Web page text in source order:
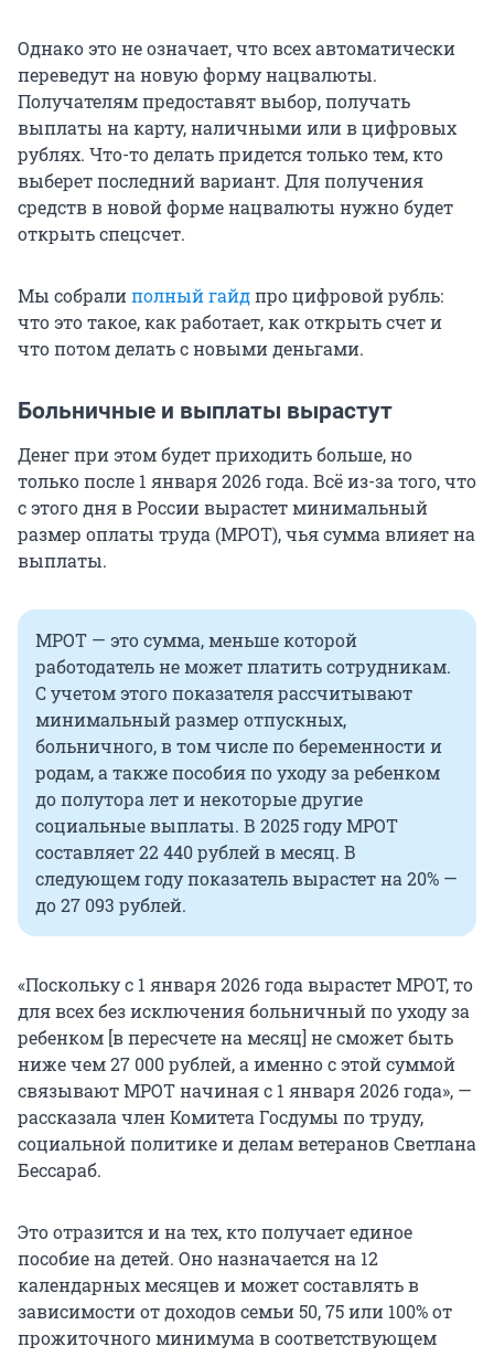
Однако это не означает, что всех автоматически
переведут на новую форму нацвалюты.
Получателям предоставят выбор, получать
выплаты на карту, наличными или в цифровых
рублях. Что-то делать придется только тем, кто
выберет последний вариант. Для получения
средств в новой форме нацвалюты нужно будет
открыть спецсчет.
Мы собралиполный гайдпро цифровой рубль:
что это такое, как работает, как открыть счет и
что потом делать с новыми деньгами.
Больничные и выплаты вырастут
Денег при этом будет приходить больше, но
только после 1 января 2026 года. Всё из-за того, что
с этого дня в России вырастет минимальный
размер оплаты труда (МРОТ), чья сумма влияет на
выплаты.
МРОТ — это сумма, меньше которой
работодатель не может платить сотрудникам.
С учетом этого показателя рассчитывают
минимальный размер отпускных,
больничного, в том числе по беременности и
родам, а также пособия по уходу за ребенком
до полутора лет и некоторые другие
социальные выплаты. В 2025 году МРОТ
составляет22 440 рублейв месяц. В
следующем году показатель вырастет на 20% —
до27 093 рублей.
«Поскольку с 1 января 2026 года вырастет МРОТ, то
для всех без исключения больничный по уходу за
ребенком [в пересчете на месяц] не сможет быть
ниже чем27 000 рублей,а именно с этой суммой
связывают МРОТ начиная с 1 января2026 года», —
рассказала член Комитета Госдумы по труду,
социальной политике и делам ветеранов Светлана
Бессараб.
Это отразится и на тех, кто получает единое
пособие на детей. Оно назначается на 12
календарных месяцев и может составлять в
зависимости от доходов семьи 50, 75 или 100% от
прожиточного минимума в соответствующем